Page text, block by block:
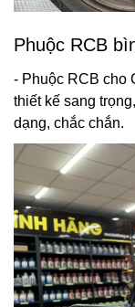
Phuộc RCB
- Phuộc RCB cho
thiết kế sang
dạng, chắc chắn.